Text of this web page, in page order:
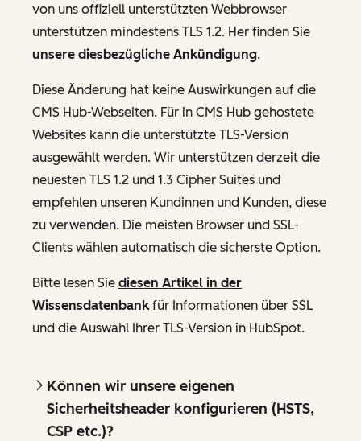
von uns offiziell unterstützten Webbrowser
unterstützen mindestens TLS 1.2. Her finden Sie
unsere diesbezügliche Ankündigung.
Diese Änderung hat keine Auswirkungen auf die
CMS Hub-Webseiten. Für in CMS Hub gehostete
Websites kann die unterstützte TLS-Version
ausgewählt werden. Wir unterstützen derzeit die
neuesten TLS 1.2 und 1.3 Cipher Suites und
empfehlen unseren Kundinnen und Kunden, diese
zu verwenden. Die meisten Browser und SSL-
Clients wählen automatisch die sicherste Option.
Bitte lesen Sie diesen Artikel in der
Wissensdatenbankfür Informationen über SSL
und die Auswahl Ihrer TLS-Version in HubSpot.
Können wir unsere eigenen
Sicherheitsheader konfigurieren (HSTS,
CSP etc.)?